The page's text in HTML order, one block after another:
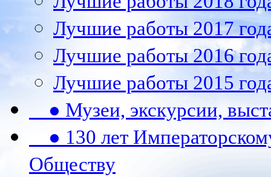
Лучшие работы 2017
Лучшие работы 2016
Лучшие работы 2015
● Музеи, экскурсии,
● 130 лет
Обществу